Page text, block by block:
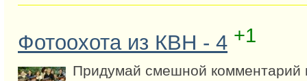
Фотоохота из КВН - 4 +1
Придумай смешной комментарий